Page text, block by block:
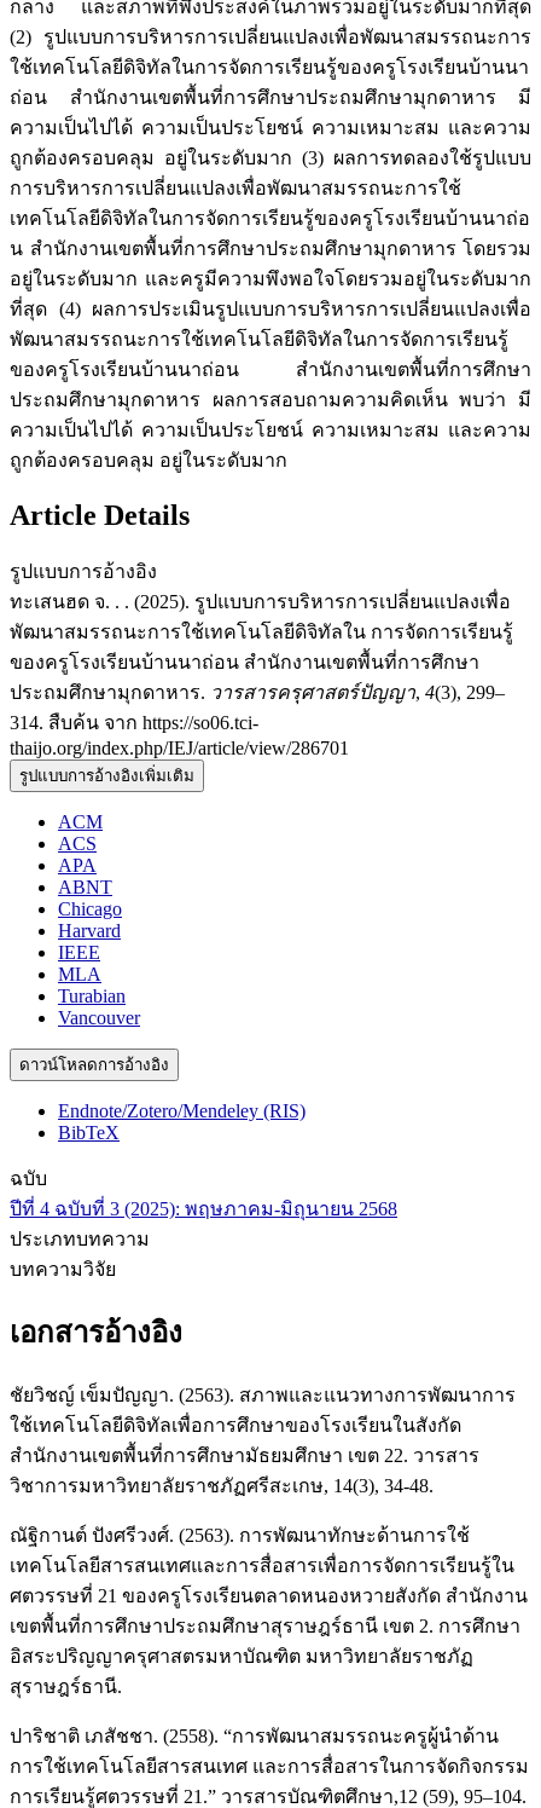
กลาง และสภาพที่พึงประสงค์ในภาพรวมอยู่ในระดับมากที่สุด
(2) รูปแบบการบริหารการเปลี่ยนแปลงเพื่อพัฒนาสมรรถนะการ
ใช้เทคโนโลยีดิจิทัลในการจัดการเรียนรู้ของครูโรงเรียนบ้านนา
ถ่อน สำนักงานเขตพื้นที่การศึกษาประถมศึกษามุกดาหาร มี
ความเป็นไปได้ ความเป็นประโยชน์ ความเหมาะสม และความ
ถูกต้องครอบคลุม อยู่ในระดับมาก (3) ผลการทดลองใช้รูปแบบ
การบริหารการเปลี่ยนแปลงเพื่อพัฒนาสมรรถนะการใช้
เทคโนโลยีดิจิทัลในการจัดการเรียนรู้ของครูโรงเรียนบ้านนาถ่อ
น สำนักงานเขตพื้นที่การศึกษาประถมศึกษามุกดาหาร โดยรวม
อยู่ในระดับมาก และครูมีความพึงพอใจโดยรวมอยู่ในระดับมาก
ที่สุด (4) ผลการประเมินรูปแบบการบริหารการเปลี่ยนแปลงเพื่อ
พัฒนาสมรรถนะการใช้เทคโนโลยีดิจิทัลในการจัดการเรียนรู้
ของครูโรงเรียนบ้านนาถ่อน สำนักงานเขตพื้นที่การศึกษา
ประถมศึกษามุกดาหาร ผลการสอบถามความคิดเห็น พบว่า มี
ความเป็นไปได้ ความเป็นประโยชน์ ความเหมาะสม และความ
ถูกต้องครอบคลุม อยู่ในระดับมาก
Article Details
รูปแบบการอ้างอิง
ทะเสนฮด จ. . . (2025). รูปแบบการบริหารการเปลี่ยนแปลงเพื่อ
พัฒนาสมรรถนะการใช้เทคโนโลยีดิจิทัลใน การจัดการเรียนรู้
ของครูโรงเรียนบ้านนาถ่อน สำนักงานเขตพื้นที่การศึกษา
ประถมศึกษามุกดาหาร. วารสารครุศาสตร์ปัญญา, 4(3), 299–
314. สืบค้น จาก https://so06.tci-
thaijo.org/index.php/IEJ/article/view/286701
รูปแบบการอ้างอิงเพิ่มเติม
ACM
ACS
APA
ABNT
Chicago
Harvard
IEEE
MLA
Turabian
Vancouver
ดาวน์โหลดการอ้างอิง
Endnote/Zotero/Mendeley (RIS)
BibTeX
ฉบับ
ปีที่ 4 ฉบับที่ 3 (2025): พฤษภาคม-มิถุนายน 2568
ประเภทบทความ
บทความวิจัย
เอกสารอ้างอิง
ชัยวิชญ์ เข็มปัญญา. (2563). สภาพและแนวทางการพัฒนาการ
ใช้เทคโนโลยีดิจิทัลเพื่อการศึกษาของโรงเรียนในสังกัด
สำนักงานเขตพื้นที่การศึกษามัธยมศึกษา เขต 22. วารสาร
วิชาการมหาวิทยาลัยราชภัฏศรีสะเกษ, 14(3), 34-48.
ณัฐิกานต์ ปังศรีวงศ์. (2563). การพัฒนาทักษะด้านการใช้
เทคโนโลยีสารสนเทศและการสื่อสารเพื่อการจัดการเรียนรู้ใน
ศตวรรษที่ 21 ของครูโรงเรียนตลาดหนองหวายสังกัด สำนักงาน
เขตพื้นที่การศึกษาประถมศึกษาสุราษฎร์ธานี เขต 2. การศึกษา
อิสระปริญญาครุศาสตรมหาบัณฑิต มหาวิทยาลัยราชภัฏ
สุราษฎร์ธานี.
ปาริชาติ เภสัชชา. (2558). “การพัฒนาสมรรถนะครูผู้นำด้าน
การใช้เทคโนโลยีสารสนเทศ และการสื่อสารในการจัดกิจกรรม
การเรียนรู้ศตวรรษที่ 21.” วารสารบัณฑิตศึกษา,12 (59), 95–104.